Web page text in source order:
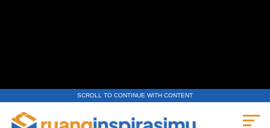
SCROLL TO CONTINUE WITH CONTENT